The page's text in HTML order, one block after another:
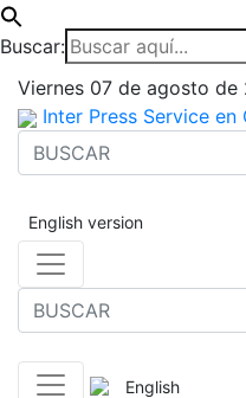
Buscar:
Viernes 07 de agosto de
Inter Press Service en
English version
English